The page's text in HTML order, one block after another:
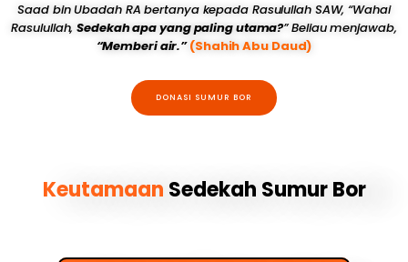
Saad bin Ubadah RA bertanya kepada Rasulullah SAW, “Wahai
Rasulullah,Sedekah apa yang paling utama?” Beliau menjawab,
“Memberi air.”(Shahih Abu Daud)
DONASI SUMUR BOR
Keutamaan Sedekah Sumur Bor